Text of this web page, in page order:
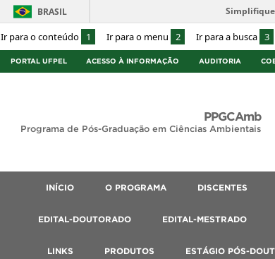
Ir para o conteúdo 1 Ir para o menu 2 Ir para a busca 3
BRASIL
PORTAL UFPEL ACESSO À INFORMAÇÃO AUDITORIA
PPGCAmb
Programa de Pós-Graduação em Ciências Ambientais
INÍCIO O PROGRAMA DISCENTES
EDITAL-DOUTORADO EDITAL-MESTRADO
LINKS PRODUTOS ESTÁGIO PÓS-